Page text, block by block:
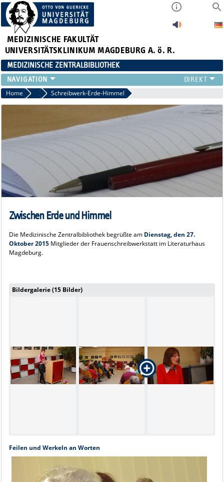
MEDIZINISCHE FAKULTÄT
UNIVERSITÄTSKLINIKUM MAGDEBURG A. ö. R.
MEDIZINISCHE ZENTRALBIBLIOTHEK
LITERATURSUCHE
SERVICE
NEU HIER?
SUCHE A-Z
Home 2015 Schreibwerk-Erde-Himmel
Zwischen Erde und Himmel
Die Medizinische Zentralbibliothek begrüßte am Dienstag, den 27.
Oktober 2015Mitglieder der Frauenschreibwerkstatt im Literaturhaus
Magdeburg.
Bildergalerie (15 Bilder)
Feilen und Werkeln an Worten